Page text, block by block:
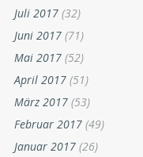
Juli 2017 (32)
Juni 2017 (71)
Mai 2017 (52)
April 2017 (51)
März 2017 (53)
Februar 2017 (49)
Januar 2017 (26)